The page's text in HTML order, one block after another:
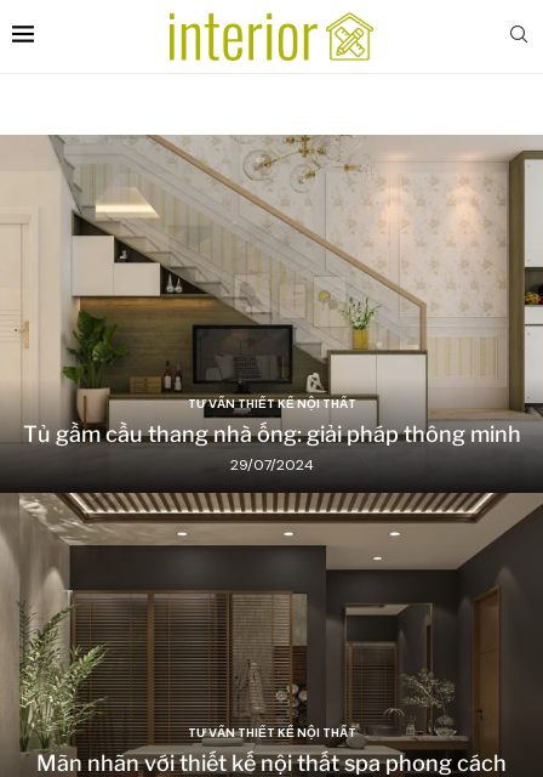
TƯ VẤN THIẾT KẾ NỘI THẤT
Tủ gầm cầu thang nhà ống: giải pháp thông minh
29/07/2024
TƯ VẤN THIẾT KẾ NỘI THẤT
Mãn nhãn với thiết kế nội thất spa phong cách